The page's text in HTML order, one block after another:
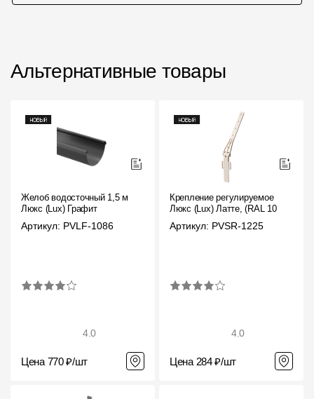
Альтернативные товары
Желоб водосточный 1,5 м
Люкс (Lux) Графит
Артикул: PVLF-1086
4.0
Цена 770 ₽/шт
Крепление регулируемое
Люкс (Lux) Латте, (RAL 1015)
Артикул: PVSR-1225
4.0
Цена 284 ₽/шт